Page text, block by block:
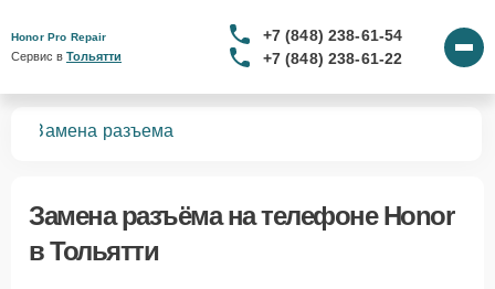
Honor Pro Repair
Сервис в Тольятти
+7 (848) 238-61-54
+7 (848) 238-61-22
Замена разъема
Замена разъёмана телефоне Honor
в Тольятти